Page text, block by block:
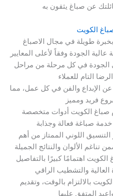
الكويت
طويلة في مجال الاصباغ
الجودة في كل مرحلة من مراحل
عن الإبداع والفن في كل عمل، مما
صباغ الكويت أدوات متخصصة
التنسيق اللوني الممتاز من أهم
اهتمامًا كبيرًا بالتفاصيل
بالالتزام بالوقت، وتقديم